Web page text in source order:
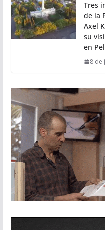
Tres
de la
Axel
su
en
8 de